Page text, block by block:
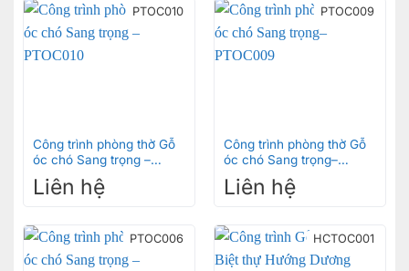
PTOC010
Công trình phòng thờ Gỗ
óc chó Sang trọng –
PTOC010
Liên hệ
PTOC009
Công trình phòng thờ Gỗ
óc chó Sang trọng–
PTOC009
Liên hệ
PTOC006 HCTOC001